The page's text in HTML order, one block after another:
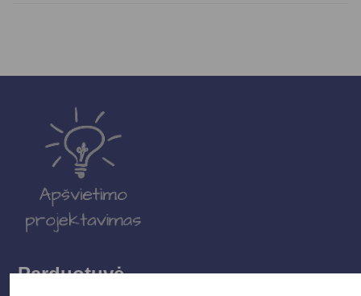
Parduotuvė